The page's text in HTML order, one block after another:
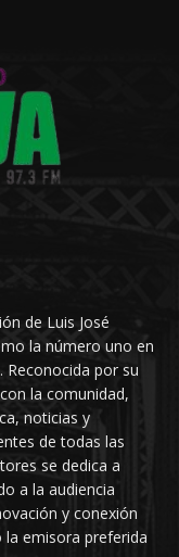
de Luis José
la número uno en
Reconocida por su
la comunidad,
noticias y
de todas las
se dedica a
a la audiencia
y conexión
la emisora preferida